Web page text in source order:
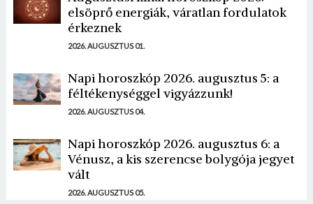
elsöprő energiák, váratlan fordulatok
érkeznek
2026. AUGUSZTUS 01.
Napi horoszkóp 2026. augusztus 5: a
féltékenységgel vigyázzunk!
2026. AUGUSZTUS 04.
Napi horoszkóp 2026. augusztus 6: a
Vénusz, a kis szerencse bolygója jegyet
vált
2026. AUGUSZTUS 05.